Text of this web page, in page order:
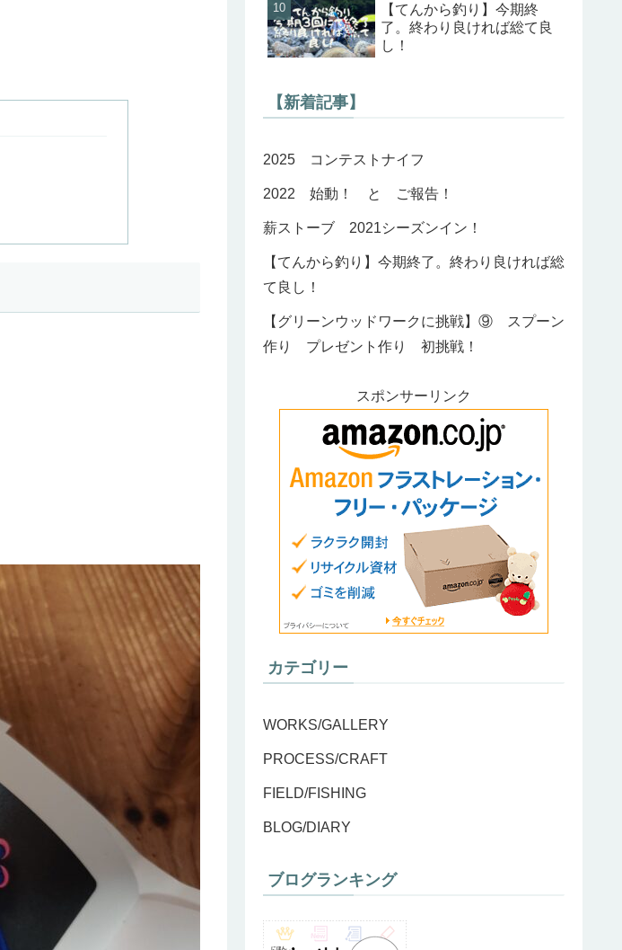
【てんから釣り】今期終
了。終わり良ければ総て良
し！
【新着記事】
2025 コンテストナイフ
2022 始動！ と ご報告！
薪ストーブ 2021シーズンイン！
【てんから釣り】今期終了。終わり良ければ総
て良し！
【グリーンウッドワークに挑戦】⑨ スプーン
作り プレゼント作り 初挑戦！
スポンサーリンク
カテゴリー
WORKS/GALLERY
PROCESS/CRAFT
FIELD/FISHING
BLOG/DIARY
ブログランキング